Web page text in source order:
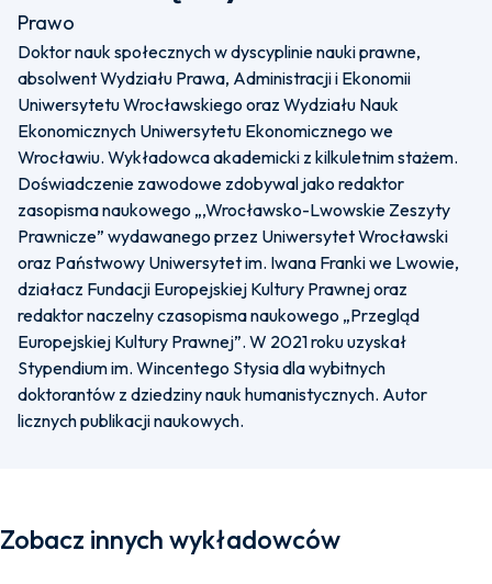
Prawo
Doktor nauk społecznych w dyscyplinie nauki prawne,
absolwent Wydziału Prawa, Administracji i Ekonomii
Uniwersytetu Wrocławskiego oraz Wydziału Nauk
Ekonomicznych Uniwersytetu Ekonomicznego we
Wrocławiu. Wykładowca akademicki z kilkuletnim stażem.
Doświadczenie zawodowe zdobywal jako redaktor
zasopisma naukowego „,Wrocławsko-Lwowskie Zeszyty
Prawnicze” wydawanego przez Uniwersytet Wrocławski
oraz Państwowy Uniwersytet im. Iwana Franki we Lwowie,
działacz Fundacji Europejskiej Kultury Prawnej oraz
redaktor naczelny czasopisma naukowego „Przegląd
Europejskiej Kultury Prawnej”. W 2021 roku uzyskał
Stypendium im. Wincentego Stysia dla wybitnych
doktorantów z dziedziny nauk humanistycznych. Autor
licznych publikacji naukowych.
Zobacz innych wykładowców